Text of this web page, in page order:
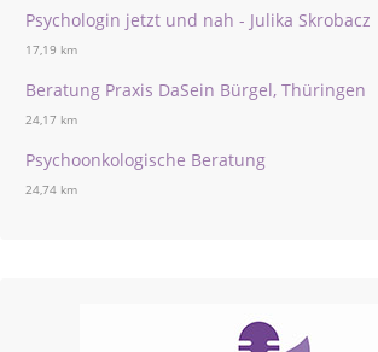
Psychologin jetzt und nah - Julika Skrobacz
17,19 km
Beratung Praxis DaSein Bürgel, Thüringen
24,17 km
Psychoonkologische Beratung
24,74 km